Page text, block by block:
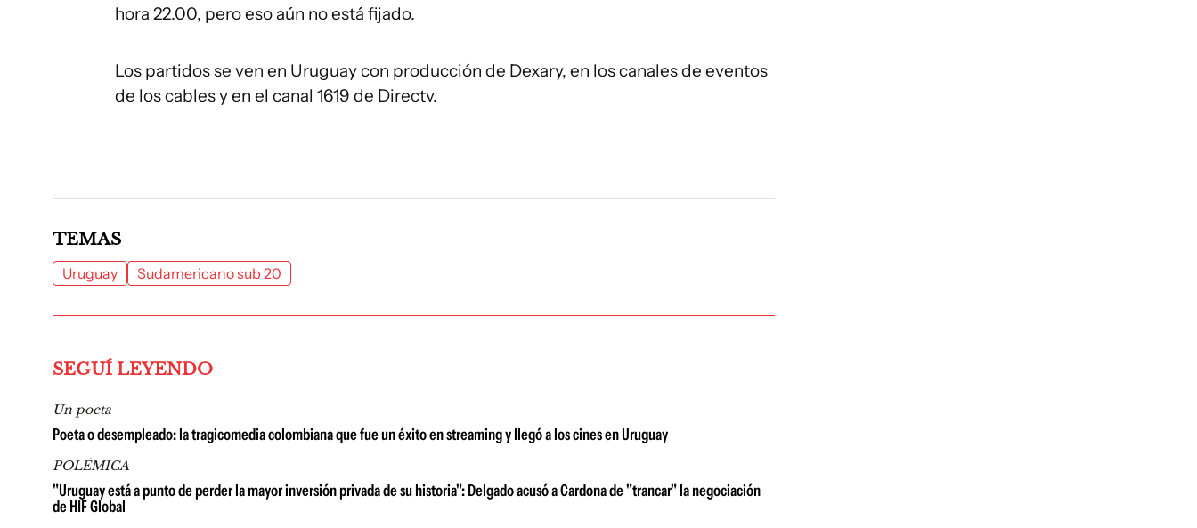
hora 22.00, pero eso aún no está fijado.
Los partidos se ven en Uruguay con producción de Dexary, en los canales de eventos
de los cables y en el canal 1619 de Directv.
TEMAS
Uruguay Sudamericano sub 20
SEGUÍ LEYENDO
Un poeta
Poeta o desempleado: la tragicomedia colombiana que fue un éxito en streaming y llegó a los cines en Uruguay
POLÉMICA
"Uruguay está a punto de perder la mayor inversión privada de su historia": Delgado acusó a Cardona de "trancar" la negociación
de HIF Global